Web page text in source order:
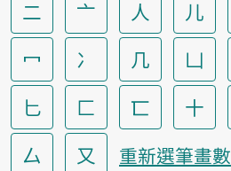
二 亠 人 儿
冖
冫 几 凵
匕
匚 匸 十
厶
又 重新選筆畫數